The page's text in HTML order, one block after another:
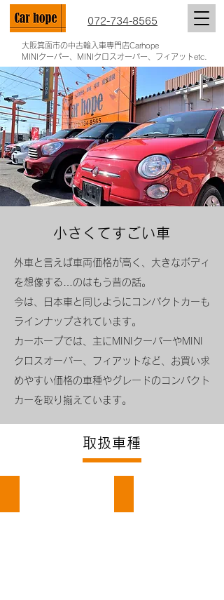
072-734-8565
大阪箕面市の中古輸入車専門店Carhope
MINIクーパー、MINIクロスオーバー、フィアットetc.
小さくてすごい車
外車と言えば車両価格が高く、大きなボディ
を想像する…のはもう昔の話。
今は、日本車と同じようにコンパクトカーも
ラインナップされています。
カーホープでは、主にMINIクーパーやMINI
クロスオーバー、フィアットなど、お買い求
めやすい価格の車種やグレードのコンパクト
カーを取り揃えています。
取扱車種